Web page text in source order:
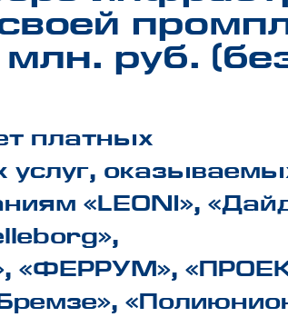
руб.
платных
услуг,
«LEONI»,
«ФЕРРУМ»,